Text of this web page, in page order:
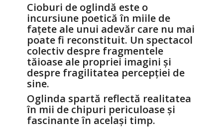
Cioburi de oglindă este o
incursiune poetică în miile de
fațete ale unui adevăr care nu mai
poate fi reconstituit. Un spectacol
colectiv despre fragmentele
tăioase ale propriei imagini și
despre fragilitatea percepției de
sine.
Oglinda spartă reflectă realitatea
în mii de chipuri periculoase și
fascinante în același timp.